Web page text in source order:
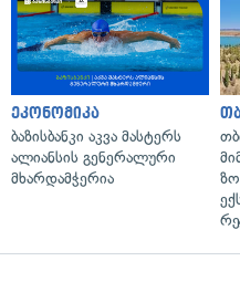
ეკონომიკა
ბაზისბანკი აკვა მასტერს
ალიანსის გენერალური
მხარდამჭერია